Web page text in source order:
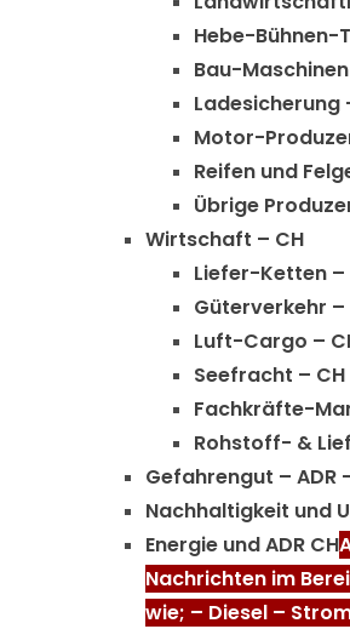
Hebe-Bühnen-
Bau-
Ladesicherung
Motor-
Reifen und
Übrige
Wirtschaft – CH
Liefer-Ketten –
Güterverkehr –
Luft-Cargo –
Seefracht – CH
Fachkräfte-
Rohstoff- &
Gefahrengut – ADR
Nachhaltigkeit und
Energie und ADR CH
Nachrichten im
wie; – Diesel –